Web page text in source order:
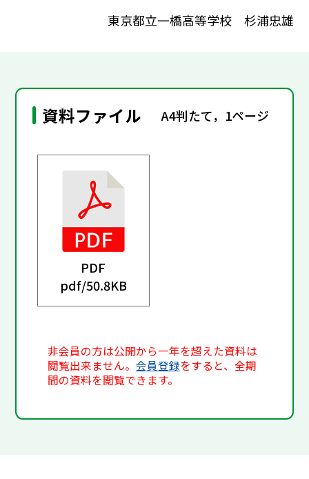
東京都立一橋高等学校 杉浦忠雄
資料ファイル A4判たて，1ページ
PDF
pdf/50.8KB
非会員の方は公開から一年を超えた資料は
閲覧出来ません。会員登録をすると、全期
間の資料を閲覧できます。